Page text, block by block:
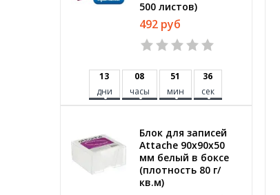
500 листов)
492 руб
13
дни
08
часы
51
мин
35
сек
Блок для записей
Attache 90x90x50
мм белый в боксе
(плотность 80 г/
кв.м)